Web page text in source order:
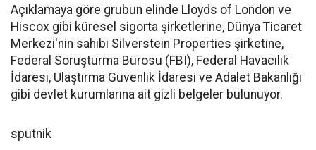
Açıklamaya göre grubun elinde Lloyds of London ve
Hiscox gibi küresel sigorta şirketlerine, Dünya Ticaret
Merkezi'nin sahibi Silverstein Properties şirketine,
Federal Soruşturma Bürosu (FBI), Federal Havacılık
İdaresi, Ulaştırma Güvenlik İdaresi ve Adalet Bakanlığı
gibi devlet kurumlarına ait gizli belgeler bulunuyor.
sputnik